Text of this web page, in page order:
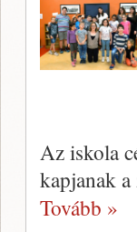
Az iskola
kapjanak
Tovább »